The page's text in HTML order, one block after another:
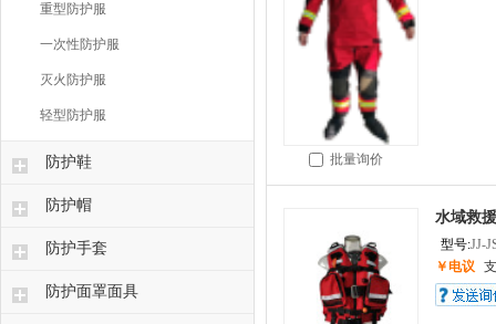
重型防护服
一次性防护服
灭火防护服
轻型防护服
防护鞋
防护帽
防护手套
防护面罩面具
批量询价
水域救
型号:JJ-
￥电议